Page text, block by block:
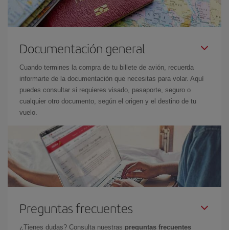
Documentación general
Cuando termines la compra de tu billete de avión, recuerda
informarte de la documentación que necesitas para volar. Aquí
puedes consultar si requieres visado, pasaporte, seguro o
cualquier otro documento, según el origen y el destino de tu
vuelo.
Preguntas frecuentes
¿Tienes dudas? Consulta nuestras preguntas frecuentes